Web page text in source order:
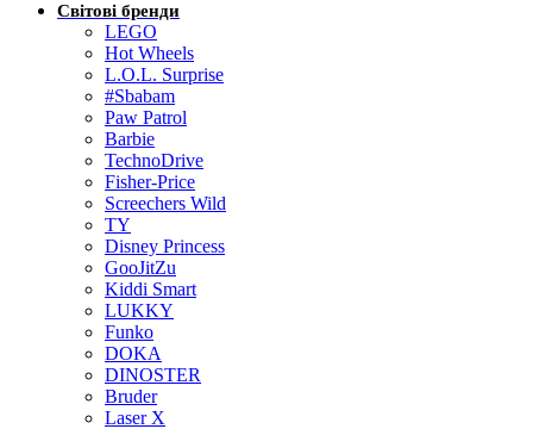
Світові бренди
LEGO
Hot Wheels
L.O.L. Surprise
#Sbabam
Paw Patrol
Barbie
TechnoDrive
Fisher-Price
Screechers Wild
TY
Disney Princess
GooJitZu
Kiddi Smart
LUKKY
Funko
DOKA
DINOSTER
Bruder
Laser X